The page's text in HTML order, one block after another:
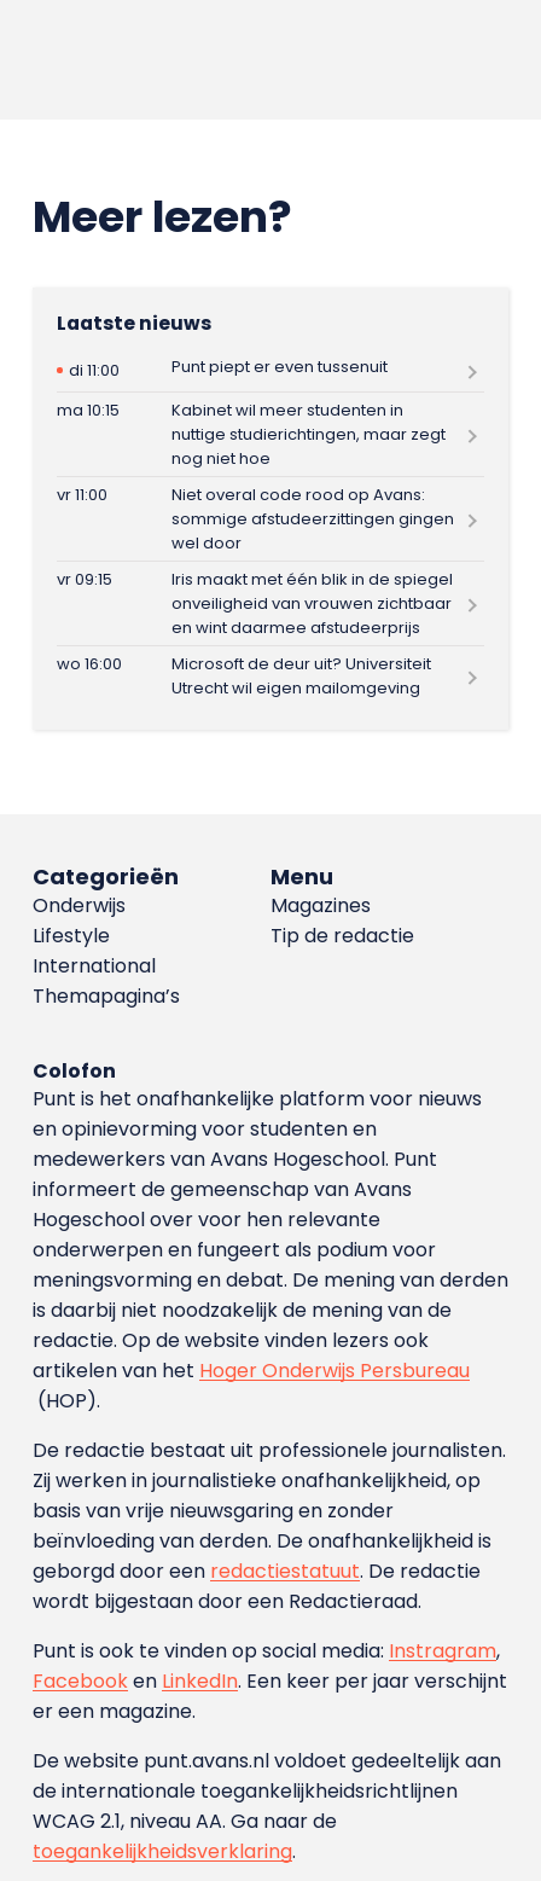
Meer lezen?
Laatste nieuws
di 11:00
Punt piept er even tussenuit
ma 10:15
Kabinet wil meer studenten in
nuttige studierichtingen, maar zegt
nog niet hoe
vr 11:00
Niet overal code rood op Avans:
sommige afstudeerzittingen gingen
wel door
vr 09:15
Iris maakt met één blik in de spiegel
onveiligheid van vrouwen zichtbaar
en wint daarmee afstudeerprijs
wo 16:00
Microsoft de deur uit? Universiteit
Utrecht wil eigen mailomgeving
Menu
Magazines
Tip de redactie
Categorieën
Onderwijs
Lifestyle
International
Themapagina’s
Colofon
Punt is het onafhankelijke platform voor nieuws
en opinievorming voor studenten en
medewerkers van Avans Hoge­school. Punt
informeert de gemeenschap van Avans
Hogeschool over voor hen relevante
onderwerpen en fungeert als podium voor
meningsvorming en debat. De mening van derden
is daarbij niet noodzakelijk de mening van de
redactie. Op de website vinden lezers ook
artikelen van het Hoger Onderwijs Persbureau
(HOP).
De redactie bestaat uit professionele journalisten.
Zij werken in journalistieke onafhankelijkheid, op
basis van vrije nieuwsgaring en zonder
beïnvloeding van derden. De onafhankelijkheid is
geborgd door een redactiestatuut. De redactie
wordt bijgestaan door een Redactieraad.
Punt is ook te vinden op social media: Instragram,
Facebooken LinkedIn. Een keer per jaar verschijnt
er een magazine.
De website punt.avans.nl voldoet gedeeltelijk aan
de internationale toegankelijkheidsrichtlijnen
WCAG 2.1, niveau AA. Ga naar de
toegankelijkheidsverklaring.